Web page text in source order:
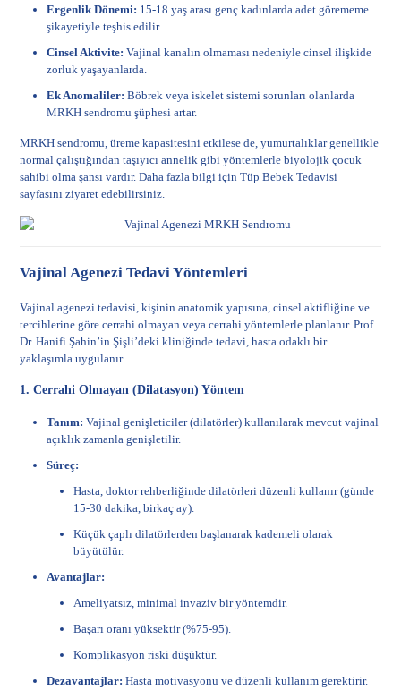
Ergenlik Dönemi: 15-18 yaş arası genç kadınlarda adet görememe
şikayetiyle teşhis edilir.
Cinsel Aktivite: Vajinal kanalın olmaması nedeniyle cinsel ilişkide
zorluk yaşayanlarda.
Ek Anomaliler: Böbrek veya iskelet sistemi sorunları olanlarda
MRKH sendromu şüphesi artar.
MRKH sendromu, üreme kapasitesini etkilese de, yumurtalıklar genellikle
normal çalıştığından taşıyıcı annelik gibi yöntemlerle biyolojik çocuk
sahibi olma şansı vardır. Daha fazla bilgi içinTüp Bebek Tedavisi
sayfasını ziyaret edebilirsiniz.
Vajinal Agenezi Tedavi Yöntemleri
Vajinal agenezi tedavisi, kişinin anatomik yapısına, cinsel aktifliğine ve
tercihlerine göre cerrahi olmayan veya cerrahi yöntemlerle planlanır. Prof.
Dr. Hanifi Şahin’in Şişli’deki kliniğinde tedavi, hasta odaklı bir
yaklaşımla uygulanır.
1. Cerrahi Olmayan (Dilatasyon) Yöntem
Tanım: Vajinal genişleticiler (dilatörler) kullanılarak mevcut vajinal
açıklık zamanla genişletilir.
Süreç:
Hasta, doktor rehberliğinde dilatörleri düzenli kullanır (günde
15-30 dakika, birkaç ay).
Küçük çaplı dilatörlerden başlanarak kademeli olarak
büyütülür.
Avantajlar:
Ameliyatsız, minimal invaziv bir yöntemdir.
Başarı oranı yüksektir (%75-95).
Komplikasyon riski düşüktür.
Dezavantajlar: Hasta motivasyonu ve düzenli kullanım gerektirir.